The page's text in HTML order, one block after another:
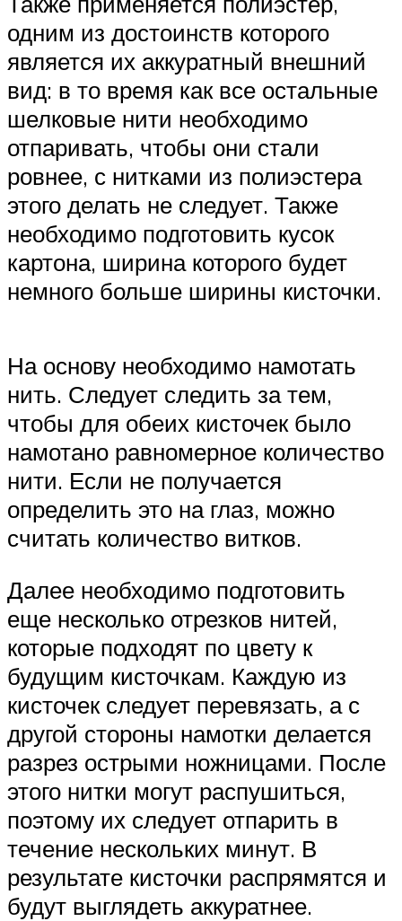
одним из достоинств которого
является их аккуратный внешний
вид: в то время как все остальные
шелковые нити необходимо
отпаривать, чтобы они стали
ровнее, с нитками из полиэстера
этого делать не следует. Также
необходимо подготовить кусок
картона, ширина которого будет
немного больше ширины кисточки.
На основу необходимо намотать
нить. Следует следить за тем,
чтобы для обеих кисточек было
намотано равномерное количество
нити. Если не получается
определить это на глаз, можно
считать количество витков.
Далее необходимо подготовить
еще несколько отрезков нитей,
которые подходят по цвету к
будущим кисточкам. Каждую из
кисточек следует перевязать, а с
другой стороны намотки делается
разрез острыми ножницами. После
этого нитки могут распушиться,
поэтому их следует отпарить в
течение нескольких минут. В
результате кисточки распрямятся и
будут выглядеть аккуратнее.